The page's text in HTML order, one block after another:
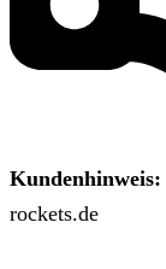
Kundenhinweis:
rockets.de